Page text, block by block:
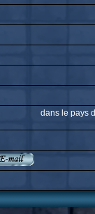
dans le pays